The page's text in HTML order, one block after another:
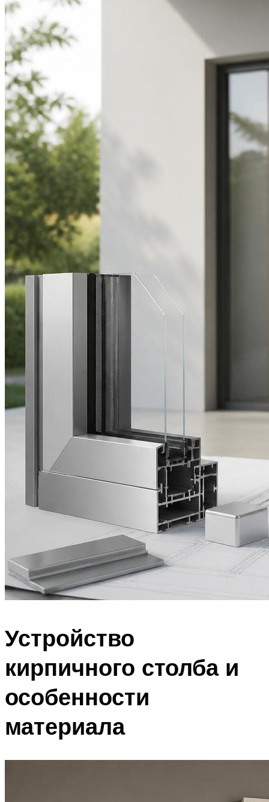
Устройство
кирпичного столба и
особенности
материала